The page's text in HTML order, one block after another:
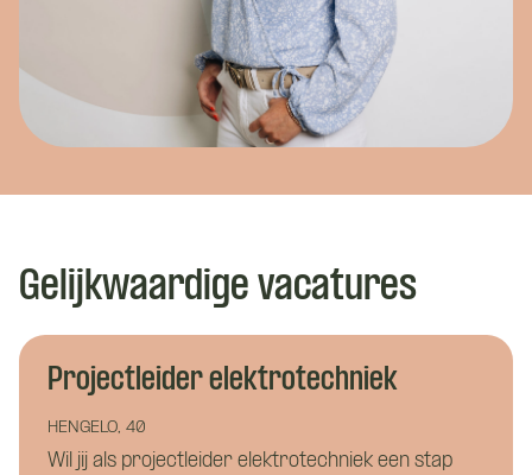
Gelijkwaardige vacatures
Projectleider elektrotechniek
HENGELO, 40
Wil jij als projectleider elektrotechniek een stap